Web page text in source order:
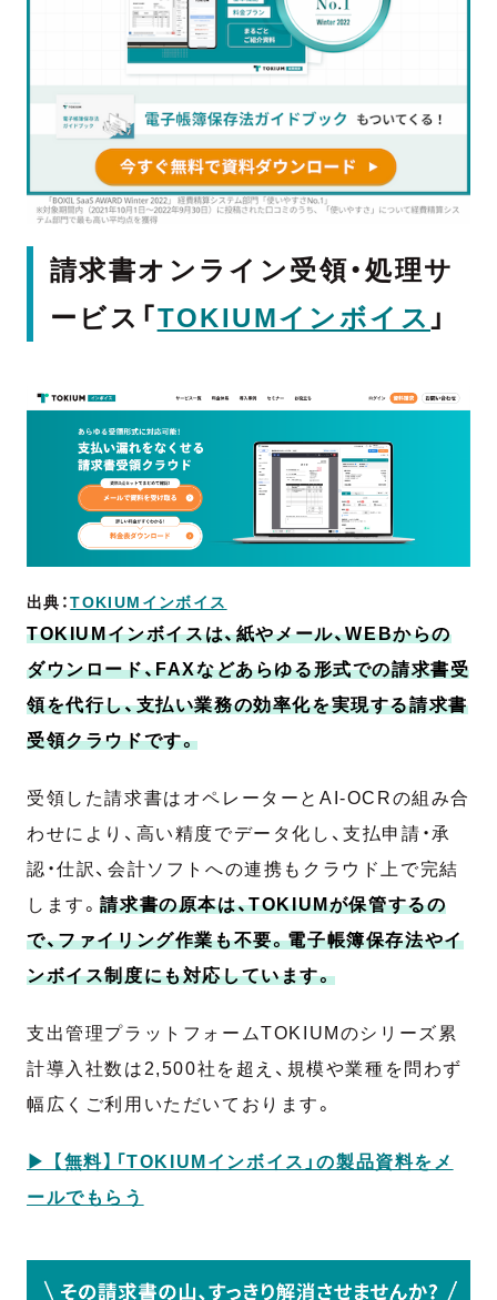
請求書オンライン受領・処理サ
ービス「 TOKIUMインボイス 」
出典：TOKIUMインボイス
TOKIUMインボイスは、紙やメール、WEBからの
ダウンロード、FAXなどあらゆる形式での請求書受
領を代行し、支払い業務の効率化を実現する請求書
受領クラウドです。
受領した請求書はオペレーターとAI-OCRの組み合
わせにより、高い精度でデータ化し、支払申請・承
認・仕訳、会計ソフトへの連携もクラウド上で完結
します。請求書の原本は、TOKIUMが保管するの
で、ファイリング作業も不要。電子帳簿保存法やイ
ンボイス制度にも対応しています。
支出管理プラットフォームTOKIUMのシリーズ累
計導入社数は2,500社を超え、規模や業種を問わず
幅広くご利用いただいております。
▶︎ 【無料】「TOKIUMインボイス」の製品資料をメ
ールでもらう